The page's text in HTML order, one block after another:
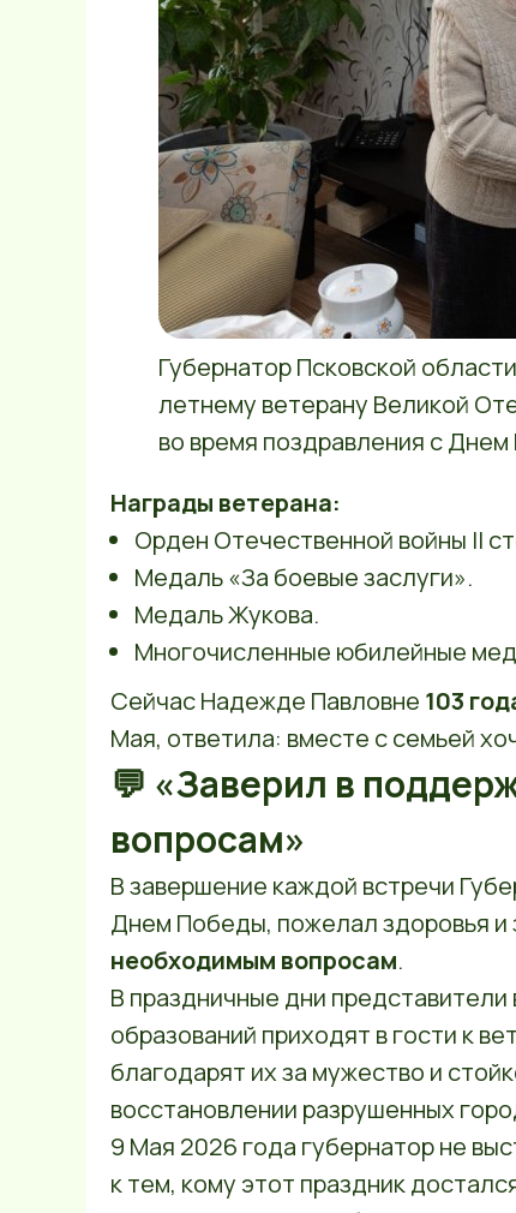
Губернатор Псковской
летнему ветерану Великой
во время поздравления с
Награды ветерана:
Орден Отечественной войны II
Медаль «За боевые заслуги».
Медаль Жукова.
Многочисленные юбилейные
Сейчас Надежде Павловне 103
Мая, ответила: вместе с семьей
💬 «Заверил в
вопросам»
В завершение каждой встречи
Днем Победы, пожелал здоровья и
необходимым вопросам.
В праздничные дни
образований приходят в гости к
благодарят их за мужество и
восстановлении разрушенных
9 Мая 2026 года губернатор не
к тем, кому этот праздник